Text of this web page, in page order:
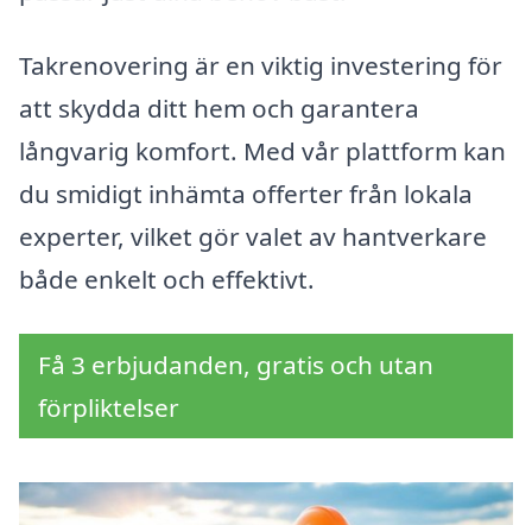
Takrenovering är en viktig investering för
att skydda ditt hem och garantera
långvarig komfort. Med vår plattform kan
du smidigt inhämta offerter från lokala
experter, vilket gör valet av hantverkare
både enkelt och effektivt.
Få 3 erbjudanden, gratis och utan
förpliktelser